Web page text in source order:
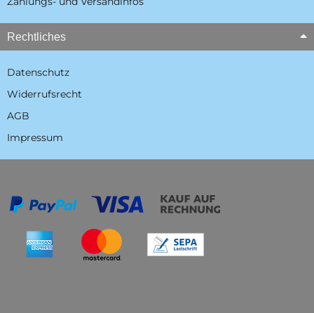
Rechtliches
Datenschutz
Widerrufsrecht
AGB
Impressum